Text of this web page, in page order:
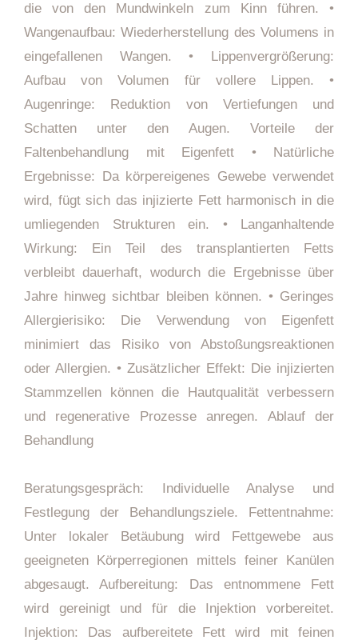
die von den Mundwinkeln zum Kinn führen. •
Wangenaufbau: Wiederherstellung des Volumens in
eingefallenen Wangen. • Lippenvergrößerung:
Aufbau von Volumen für vollere Lippen. •
Augenringe: Reduktion von Vertiefungen und
Schatten unter den Augen. Vorteile der
Faltenbehandlung mit Eigenfett • Natürliche
Ergebnisse: Da körpereigenes Gewebe verwendet
wird, fügt sich das injizierte Fett harmonisch in die
umliegenden Strukturen ein. • Langanhaltende
Wirkung: Ein Teil des transplantierten Fetts
verbleibt dauerhaft, wodurch die Ergebnisse über
Jahre hinweg sichtbar bleiben können. • Geringes
Allergierisiko: Die Verwendung von Eigenfett
minimiert das Risiko von Abstoßungsreaktionen
oder Allergien. • Zusätzlicher Effekt: Die injizierten
Stammzellen können die Hautqualität verbessern
und regenerative Prozesse anregen. Ablauf der
Behandlung
Beratungsgespräch: Individuelle Analyse und
Festlegung der Behandlungsziele. Fettentnahme:
Unter lokaler Betäubung wird Fettgewebe aus
geeigneten Körperregionen mittels feiner Kanülen
abgesaugt. Aufbereitung: Das entnommene Fett
wird gereinigt und für die Injektion vorbereitet.
Injektion: Das aufbereitete Fett wird mit feinen